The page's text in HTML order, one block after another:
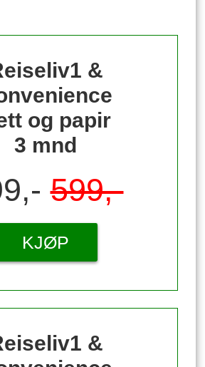
&
og papir
3 mnd
599,-
KJØP
&